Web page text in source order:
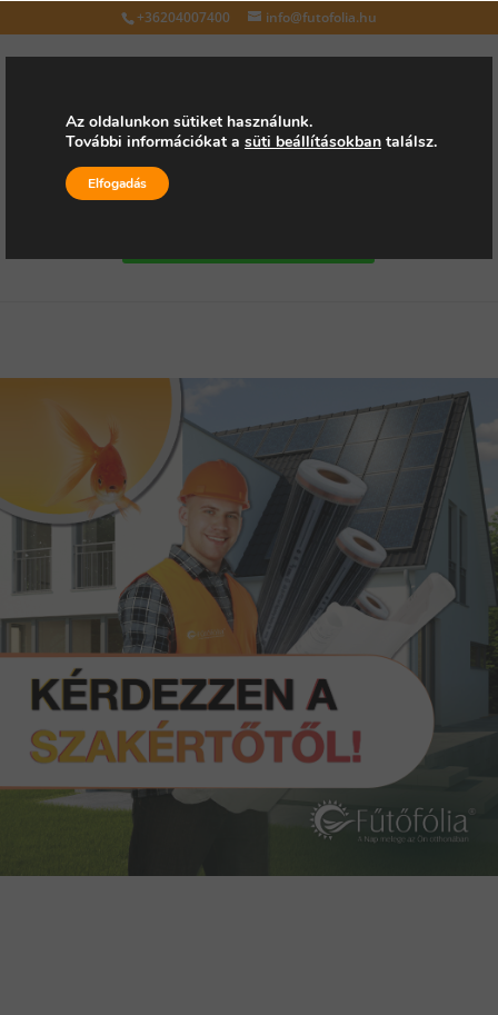
+36204007400 info@futofolia.hu
Válasszon oldalt
Az oldalunkon sütiket használunk.
További információkat a süti beállításokban találsz.
Elfogadás